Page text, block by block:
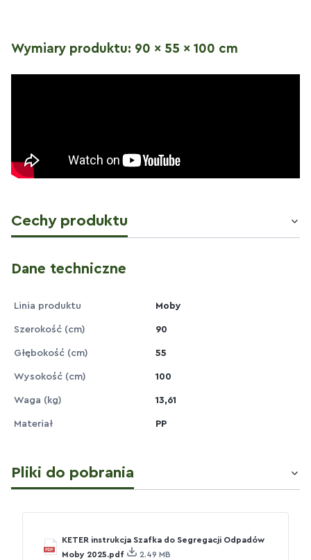
Wymiary produktu: 90 x 55 x 100 cm
Cechy produktu
Dane techniczne
Linia produktu Moby
Szerokość (cm) 90
Głębokość (cm) 55
Wysokość (cm) 100
Waga (kg) 13,61
Materiał PP
Pliki do pobrania
KETER instrukcja Szafka do Segregacji Odpadów
Moby 2025.pdf
2.49 MB